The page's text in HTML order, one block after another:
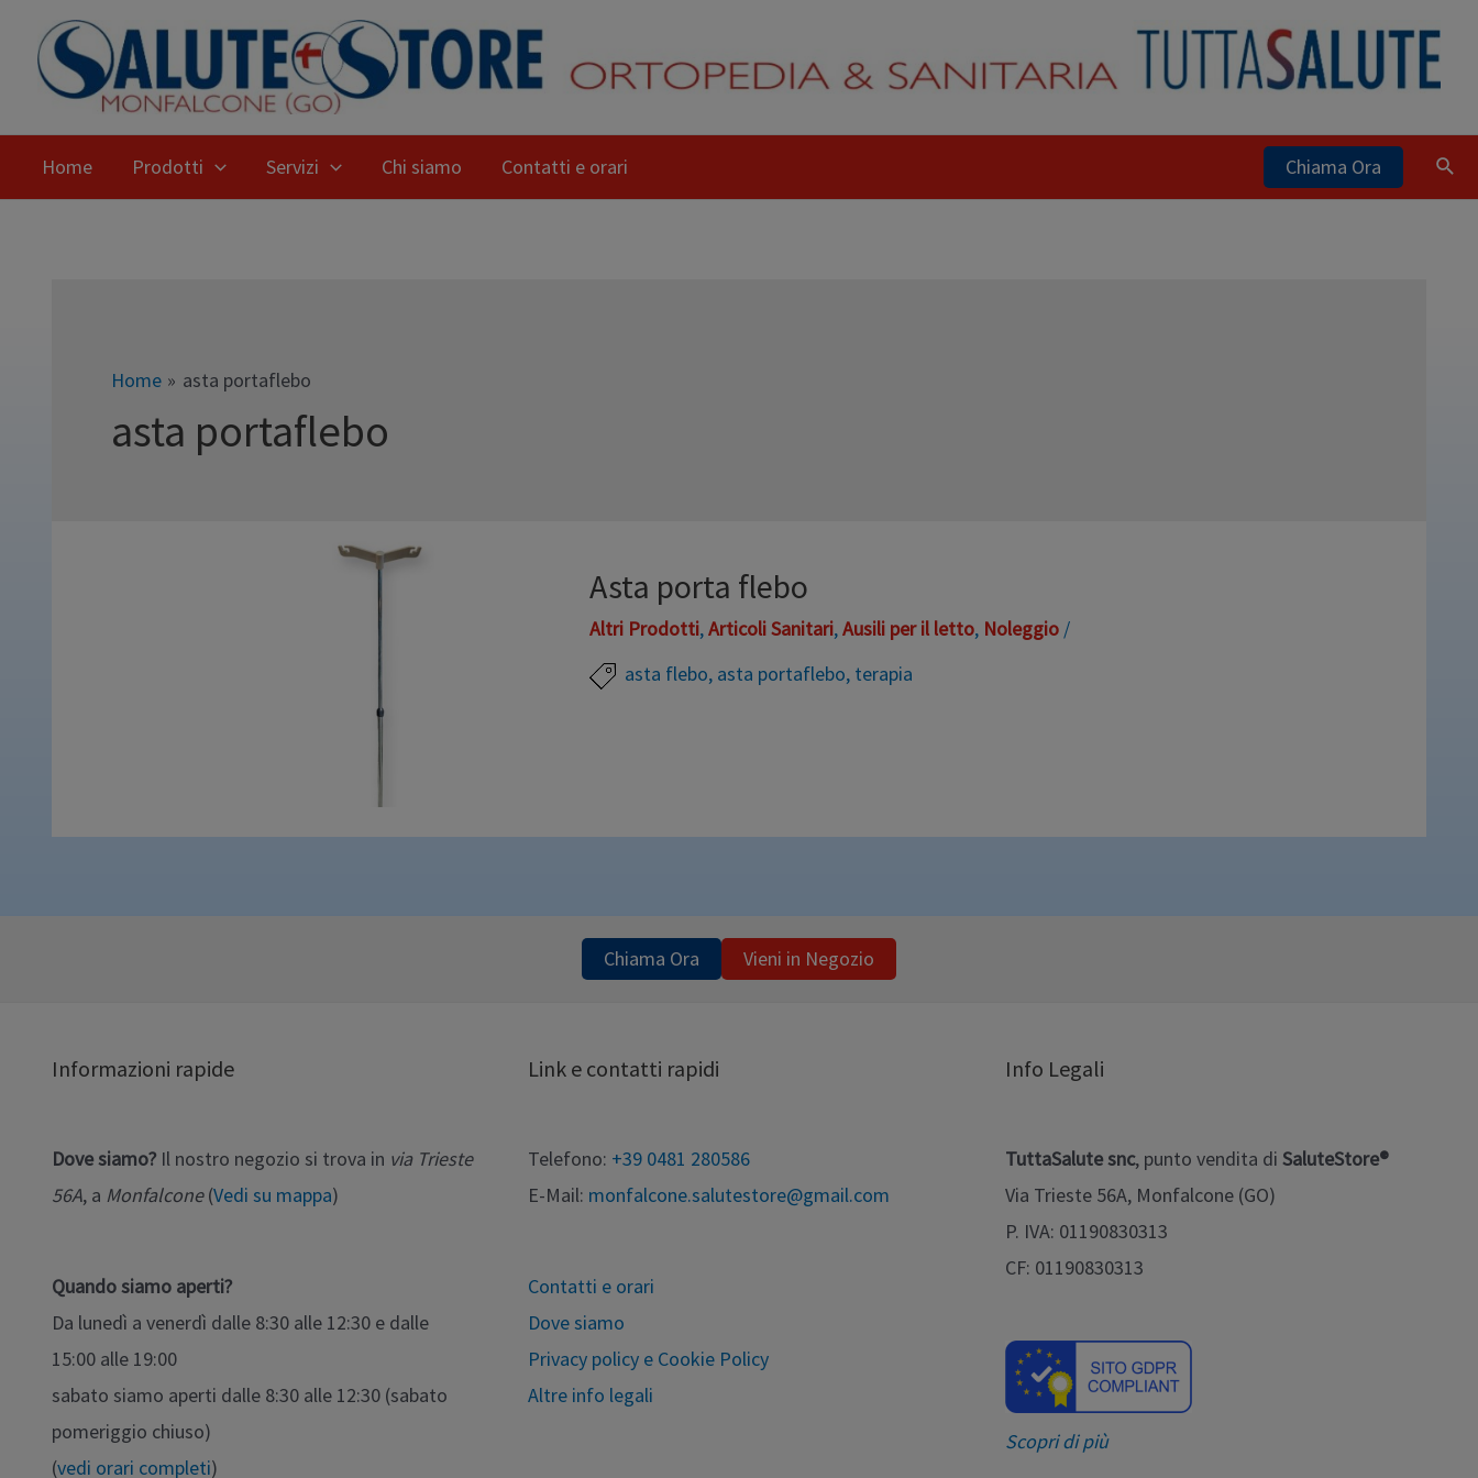
Home Prodotti Servizi Chi siamo Contatti e orari Chiama Ora
Home asta portaflebo
asta portaflebo
Asta porta flebo
Altri Prodotti,Articoli Sanitari,Ausili per il letto, Noleggio/
asta flebo, asta portaflebo, terapia
Chiama Ora Vieni in Negozio
Informazioni rapide
Dove siamo? Il nostro negozio si trova in via Trieste
56A, a Monfalcone(Vedi su mappa)
Quando siamo aperti?
Da lunedì a venerdì dalle 8:30 alle 12:30 e dalle
15:00 alle 19:00
sabato siamo aperti dalle 8:30 alle 12:30 (sabato
pomeriggio chiuso)
(vedi orari completi)
Link e contatti rapidi
Telefono: +39 0481 280586
E-Mail: monfalcone.salutestore@gmail.com
Contatti e orari
Dove siamo
Privacy policy e Cookie Policy
Altre info legali
Info Legali
TuttaSalute snc, punto vendita di SaluteStore®
Via Trieste 56A, Monfalcone (GO)
P. IVA: 01190830313
CF: 01190830313
Scopri di più